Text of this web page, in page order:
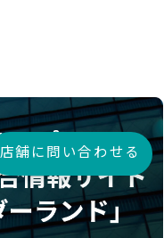
店舗に問い合わせる